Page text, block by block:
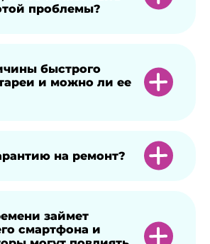
проблемы?
не заряжаться, если
питания, вышел из
Иногда процессу зарядки
приложение. Кроме
стоит вызвать
быстрого
и можно ли ее
разряжается, если
игры или
элемента питания
на ремонт?
ремонт получает каждый
от характера
займет
смартфона и